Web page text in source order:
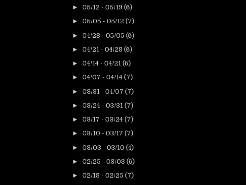
► 05/12 - 05/19 (6)
► 05/05 - 05/12 (7)
► 04/28 - 05/05 (6)
► 04/21 - 04/28 (6)
► 04/14 - 04/21 (6)
► 04/07 - 04/14 (7)
► 03/31 - 04/07 (7)
► 03/24 - 03/31 (7)
► 03/17 - 03/24 (7)
► 03/10 - 03/17 (7)
► 03/03 - 03/10 (4)
► 02/25 - 03/03 (6)
► 02/18 - 02/25 (7)